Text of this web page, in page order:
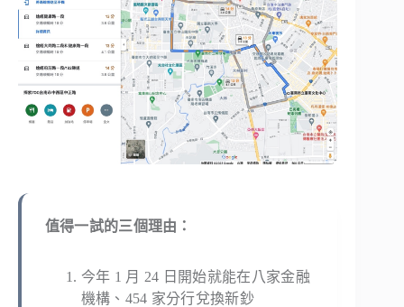
值得一試的三個理由：
今年 1 月 24 日開始就能在八家金融
機構、454 家分行兌換新鈔